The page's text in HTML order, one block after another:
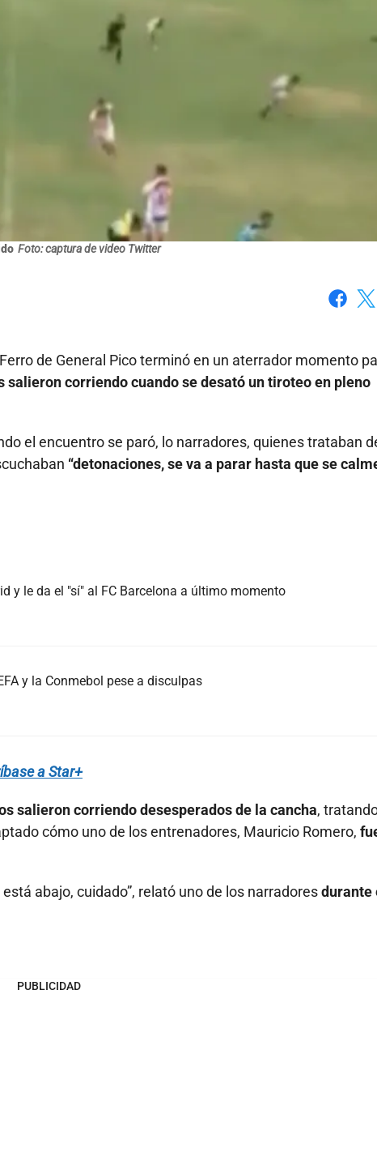
Foto: captura de video Twitter
de General Pico terminó en un aterrador momento
salieron corriendo cuando se desató un tiroteo en pleno
el encuentro se paró, lo narradores, quienes trataban
“detonaciones, se va a parar hasta que se
y le da el "sí" al FC Barcelona a último momento
y la Conmebol pese a disculpas
a Star+
salieron corriendo desesperados de la cancha,
cómo uno de los entrenadores, Mauricio Romero,
abajo, cuidado”, relató uno de los narradoresdurante
PUBLICIDAD